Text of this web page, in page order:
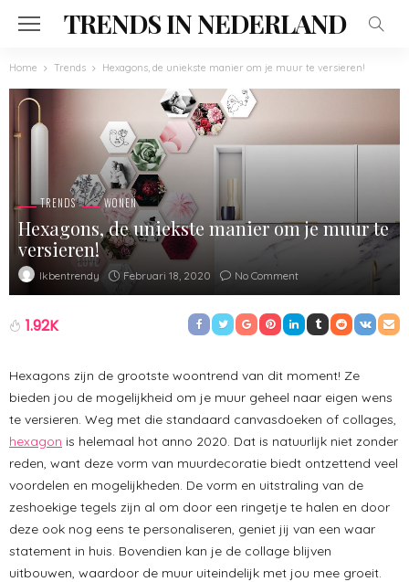
TRENDS IN NEDERLAND
Home Trends Hexagons, de uniekste manier om je muur te versieren!
TRENDS WONEN
Hexagons, de uniekste manier om je muur te
versieren!
Ikbentrendy Februari 18, 2020 No Comment
1.92K
Hexagons zijn de grootste woontrend van dit moment! Ze
bieden jou de mogelijkheid om je muur geheel naar eigen wens
te versieren. Weg met die standaard canvasdoeken of collages,
hexagon is helemaal hot anno 2020. Dat is natuurlijk niet zonder
reden, want deze vorm van muurdecoratie biedt ontzettend veel
voordelen en mogelijkheden. De vorm en uitstraling van de
zeshoekige tegels zijn al om door een ringetje te halen en door
deze ook nog eens te personaliseren, geniet jij van een waar
statement in huis. Bovendien kan je de collage blijven
uitbouwen, waardoor de muur uiteindelijk met jou mee groeit.